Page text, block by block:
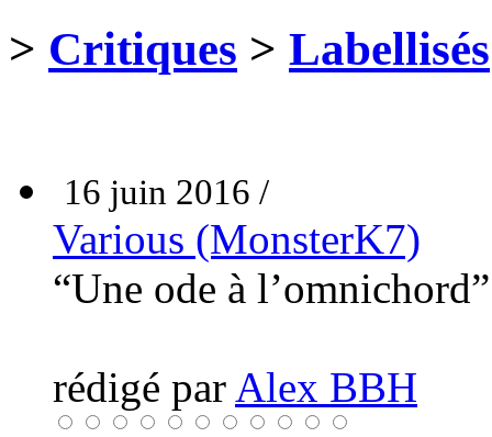
> Critiques > Labellisés
16 juin 2016 /
Various (MonsterK7)
“Une ode à
rédigé par Alex BBH